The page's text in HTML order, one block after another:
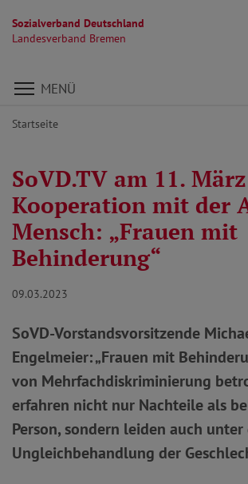
Sozialverband Deutschland
Landesverband Bremen
Direkt zu den Inhalten springen
MENÜ
Startseite
SoVD.TV am 11.
Kooperation mit der
Mensch: „Frauen mit
Behinderung“
09.03.2023
SoVD-Vorstandsvorsitzende
Engelmeier: „Frauen mit
von Mehrfachdiskriminierung
erfahren nicht nur Nachteile als
Person, sondern leiden auch unter
Ungleichbehandlung der